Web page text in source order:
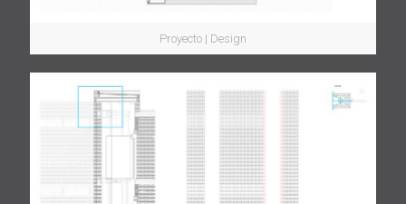
Proyecto | Design